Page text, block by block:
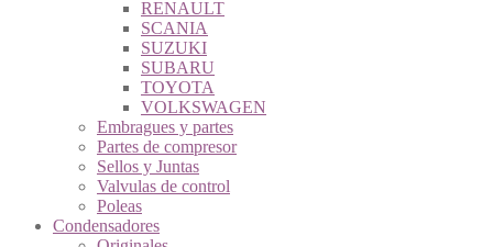
RENAULT
SCANIA
SUZUKI
SUBARU
TOYOTA
VOLKSWAGEN
Embragues y partes
Partes de compresor
Sellos y Juntas
Valvulas de control
Poleas
Condensadores